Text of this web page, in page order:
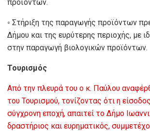
προϊόντων.
◦ Στήριξη της παραγωγής προϊόντων
Δήμου και της ευρύτερης περιοχής, με
στην παραγωγή βιολογικών προϊόντων.
Τουρισμός
Από την πλευρά του ο κ. Παύλου
του Τουρισμού, τονίζοντας ότι η
σύγχρονη εποχή, απαιτεί το Δήμο
δραστήριος και ευρηματικός,